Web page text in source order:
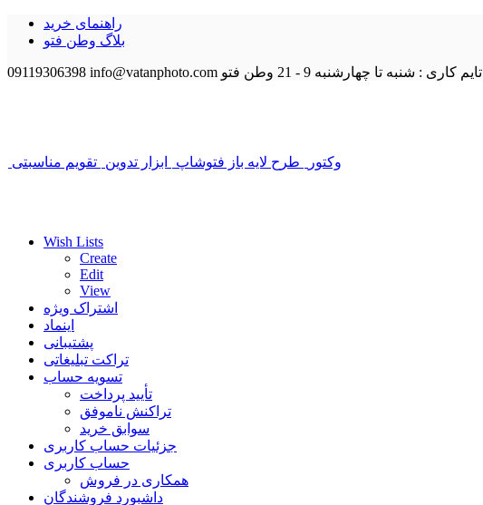
راهنمای خرید
بلاگ وطن فتو
09119306398 info@vatanphoto.com تایم کاری : شنبه تا چهارشنبه 9 - 21 وطن فتو
وکتور طرح لایه باز فتوشاپ ابزار تدوین تقویم مناسبتی
Wish Lists
Create
Edit
View
اشتراک ویژه
اینماد
پشتیبانی
تراکت تبلیغاتی
تسویه حساب
تأیید پرداخت
تراکنش ناموفق
سوابق خرید
جزئیات حساب کاربری
حساب کاربری
همکاری در فروش
داشبورد فروشندگان